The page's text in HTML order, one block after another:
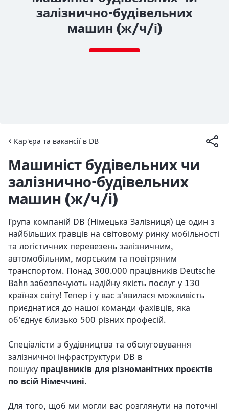
залізнично-будівельних
машин (ж/ч/і)
End of the slider
Кар'єра та вакансії в DB
Article:
Машиніст будівельних чи
залізнично-будівельних
машин (ж/ч/і)
Група компаній DB (Німецька Залізниця) це один з
найбільших гравців на світовому ринку мобільності
та логістичних перевезень залізничним,
автомобільним, морським та повітряним
транспортом. Понад 300.000 працівників Deutsche
Bahn забезпечують надійну якість послуг у 130
країнах світу! Тепер і у вас з’явилася можливість
приєднатися до нашої команди фахівців, яка
об’єднує близько 500 різних професій.
Спеціалісти з будівництва та обслуговування
залізничної інфраструктури DB в
пошуку працівників для різноманітних проєктів
по всій Німеччині.
Для того, щоб ми могли вас розглянути на поточні